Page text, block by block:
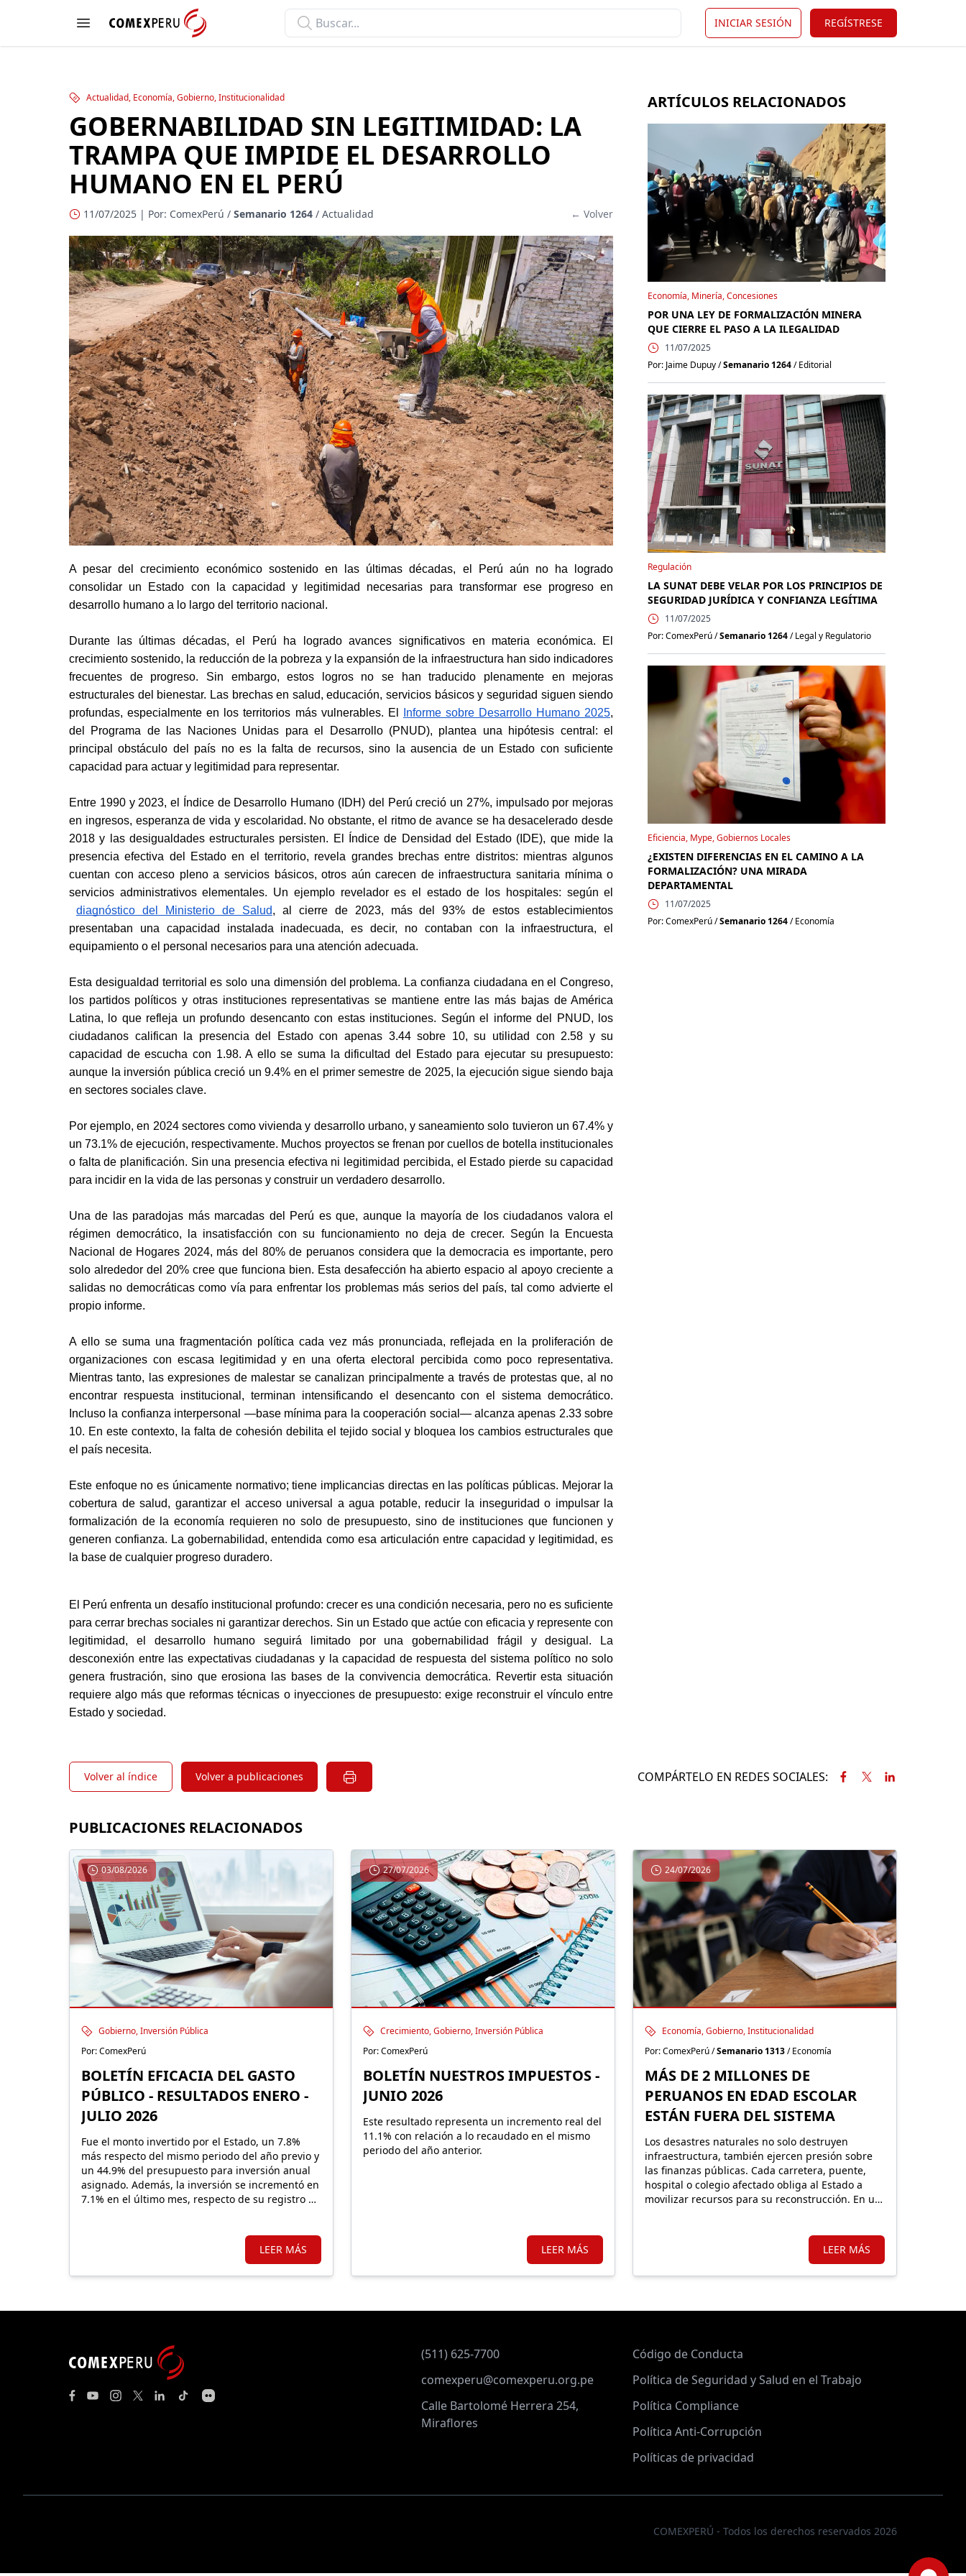
Open menu
ComexPerú INICIAR SESIÓN REGÍSTRESE
Actualidad, Economía, Gobierno, Institucionalidad
GOBERNABILIDAD SIN LEGITIMIDAD: LA
TRAMPA QUE IMPIDE EL DESARROLLO
HUMANO EN EL PERÚ
11/07/2025 | Por: ComexPerú / Semanario 1264 / Actualidad ← Volver
A pesar del crecimiento económico sostenido en las últimas décadas, el Perú aún no ha logrado
consolidar un Estado con la capacidad y legitimidad necesarias para transformar ese progreso en
desarrollo humano a lo largo del territorio nacional.
Durante las últimas décadas, el Perú ha logrado avances significativos en materia económica. El
crecimiento sostenido, la reducción de la pobreza y la expansión de la infraestructura han sido indicadores
frecuentes de progreso. Sin embargo, estos logros no se han traducido plenamente en mejoras
estructurales del bienestar. Las brechas en salud, educación, servicios básicos y seguridad siguen siendo
profundas, especialmente en los territorios más vulnerables. El
Informe sobre Desarrollo Humano 2025,
del Programa de las Naciones Unidas para el Desarrollo (PNUD), plantea una hipótesis central: el
principal obstáculo del país no es la falta de recursos, sino la ausencia de un Estado con suficiente
capacidad para actuar y legitimidad para representar.
Entre 1990 y 2023, el Índice de Desarrollo Humano (IDH) del Perú creció un 27%, impulsado por mejoras
en ingresos, esperanza de vida y escolaridad. No obstante, el ritmo de avance se ha desacelerado desde
2018 y las desigualdades estructurales persisten. El Índice de Densidad del Estado (IDE), que mide la
presencia efectiva del Estado en el territorio, revela grandes brechas entre distritos: mientras algunos
cuentan con acceso pleno a servicios básicos, otros aún carecen de infraestructura sanitaria mínima o
servicios administrativos elementales. Un ejemplo revelador es el estado de los hospitales: según el
diagnóstico del Ministerio de Salud, al cierre de 2023, más del 93% de estos establecimientos
presentaban una capacidad instalada inadecuada, es decir, no contaban con la infraestructura, el
equipamiento o el personal necesarios para una atención adecuada.
Esta desigualdad territorial es solo una dimensión del problema. La confianza ciudadana en el Congreso,
los partidos políticos y otras instituciones representativas se mantiene entre las más bajas de América
Latina, lo que refleja un profundo desencanto con estas instituciones. Según el informe del PNUD, los
ciudadanos califican la presencia del Estado con apenas 3.44 sobre 10, su utilidad con 2.58 y su
capacidad de escucha con 1.98. A ello se suma la dificultad del Estado para ejecutar su presupuesto:
aunque la inversión pública creció un 9.4% en el primer semestre de 2025, la ejecución sigue siendo baja
en sectores sociales clave.
Por ejemplo, en 2024 sectores como vivienda y desarrollo urbano, y saneamiento solo tuvieron un 67.4% y
un 73.1% de ejecución, respectivamente. Muchos proyectos se frenan por cuellos de botella institucionales
o falta de planificación. Sin una presencia efectiva ni legitimidad percibida, el Estado pierde su capacidad
para incidir en la vida de las personas y construir un verdadero desarrollo.
Una de las paradojas más marcadas del Perú es que, aunque la mayoría de los ciudadanos valora el
régimen democrático, la insatisfacción con su funcionamiento no deja de crecer. Según la Encuesta
Nacional de Hogares 2024, más del 80% de peruanos considera que la democracia es importante, pero
solo alrededor del 20% cree que funciona bien. Esta desafección ha abierto espacio al apoyo creciente a
salidas no democráticas como vía para enfrentar los problemas más serios del país, tal como advierte el
propio informe.
A ello se suma una fragmentación política cada vez más pronunciada, reflejada en la proliferación de
organizaciones con escasa legitimidad y en una oferta electoral percibida como poco representativa.
Mientras tanto, las expresiones de malestar se canalizan principalmente a través de protestas que, al no
encontrar respuesta institucional, terminan intensificando el desencanto con el sistema democrático.
Incluso la confianza interpersonal —base mínima para la cooperación social— alcanza apenas 2.33 sobre
10. En este contexto, la falta de cohesión debilita el tejido social y bloquea los cambios estructurales que
el país necesita.
Este enfoque no es únicamente normativo; tiene implicancias directas en las políticas públicas. Mejorar la
cobertura de salud, garantizar el acceso universal a agua potable, reducir la inseguridad o impulsar la
formalización de la economía requieren no solo de presupuesto, sino de instituciones que funcionen y
generen confianza. La gobernabilidad, entendida como esa articulación entre capacidad y legitimidad, es
la base de cualquier progreso duradero.
El Perú enfrenta un desafío institucional profundo: crecer es una condición necesaria, pero no es suficiente
para cerrar brechas sociales ni garantizar derechos. Sin un Estado que actúe con eficacia y represente con
legitimidad, el desarrollo humano seguirá limitado por una gobernabilidad frágil y desigual. La
desconexión entre las expectativas ciudadanas y la capacidad de respuesta del sistema político no solo
genera frustración, sino que erosiona las bases de la convivencia democrática. Revertir esta situación
requiere algo más que reformas técnicas o inyecciones de presupuesto: exige reconstruir el vínculo entre
Estado y sociedad.
ARTÍCULOS RELACIONADOS
Economía, Minería, Concesiones
POR UNA LEY DE FORMALIZACIÓN MINERA
QUE CIERRE EL PASO A LA ILEGALIDAD
11/07/2025
Por: Jaime Dupuy /Semanario 1264/ Editorial
Regulación
LA SUNAT DEBE VELAR POR LOS PRINCIPIOS DE
SEGURIDAD JURÍDICA Y CONFIANZA LEGÍTIMA
11/07/2025
Por: ComexPerú /Semanario 1264/ Legal y Regulatorio
Eficiencia, Mype, Gobiernos Locales
¿EXISTEN DIFERENCIAS EN EL CAMINO A LA
FORMALIZACIÓN? UNA MIRADA
DEPARTAMENTAL
11/07/2025
Por: ComexPerú /Semanario 1264/ Economía
Volver al índice Volver a publicaciones COMPÁRTELO EN REDES SOCIALES:
PUBLICACIONES RELACIONADOS
03/08/2026
Gobierno, Inversión Pública
Por: ComexPerú
BOLETÍN EFICACIA DEL GASTO
PÚBLICO - RESULTADOS ENERO -
JULIO 2026
Fue el monto invertido por el Estado, un 7.8%
más respecto del mismo periodo del año previo y
un 44.9% del presupuesto para inversión anual
asignado. Además, la inversión se incrementó en
7.1% en el último mes, respecto de su registro de
LEER MÁS
27/07/2026
Crecimiento, Gobierno, Inversión Pública
Por: ComexPerú
BOLETÍN NUESTROS IMPUESTOS -
JUNIO 2026
Este resultado representa un incremento real del
11.1% con relación a lo recaudado en el mismo
periodo del año anterior.
LEER MÁS
24/07/2026
Economía, Gobierno, Institucionalidad
Por: ComexPerú /Semanario 1313/ Economía
MÁS DE 2 MILLONES DE
PERUANOS EN EDAD ESCOLAR
ESTÁN FUERA DEL SISTEMA
Los desastres naturales no solo destruyen
infraestructura, también ejercen presión sobre
las finanzas públicas. Cada carretera, puente,
hospital o colegio afectado obliga al Estado a
movilizar recursos para su reconstrucción. En un
LEER MÁS
(511) 625-7700
comexperu@comexperu.org.pe
Calle Bartolomé Herrera 254,
Miraflores
Código de Conducta
Política de Seguridad y Salud en el Trabajo
Política Compliance
Política Anti-Corrupción
Políticas de privacidad
COMEXPERÚ - Todos los derechos reservados 2026